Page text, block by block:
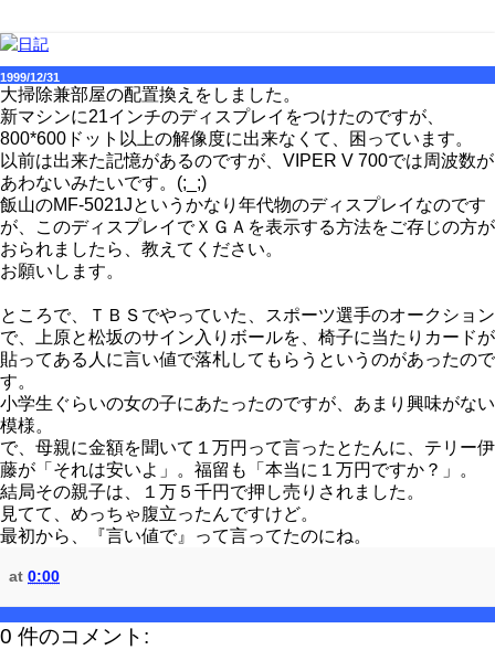
1999/12/31
大掃除兼部屋の配置換えをしました。
新マシンに21インチのディスプレイをつけたのですが、
800*600ドット以上の解像度に出来なくて、困っています。
以前は出来た記憶があるのですが、VIPER V 700では周波数が
あわないみたいです。(;_;)
飯山のMF-5021Jというかなり年代物のディスプレイなのです
が、このディスプレイでＸＧＡを表示する方法をご存じの方が
おられましたら、教えてください。
お願いします。
ところで、ＴＢＳでやっていた、スポーツ選手のオークション
で、上原と松坂のサイン入りボールを、椅子に当たりカードが
貼ってある人に言い値で落札してもらうというのがあったので
す。
小学生ぐらいの女の子にあたったのですが、あまり興味がない
模様。
で、母親に金額を聞いて１万円って言ったとたんに、テリー伊
藤が「それは安いよ」。福留も「本当に１万円ですか？」。
結局その親子は、１万５千円で押し売りされました。
見てて、めっちゃ腹立ったんですけど。
最初から、『言い値で』って言ってたのにね。
at 0:00
0 件のコメント: